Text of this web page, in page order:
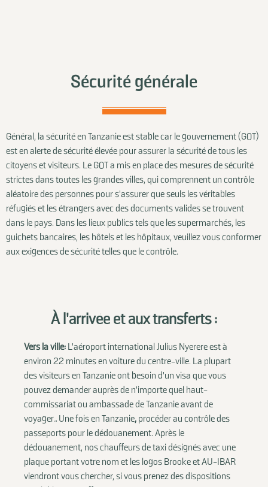
Sécurité générale
Général, la sécurité en Tanzanie est stable car le gouvernement (GOT)
est en alerte de sécurité élevée pour assurer la sécurité de tous les
citoyens et visiteurs. Le GOT a mis en place des mesures de sécurité
strictes dans toutes les grandes villes, qui comprennent un contrôle
aléatoire des personnes pour s'assurer que seuls les véritables
réfugiés et les étrangers avec des documents valides se trouvent
dans le pays. Dans les lieux publics tels que les supermarchés, les
guichets bancaires, les hôtels et les hôpitaux, veuillez vous conformer
aux exigences de sécurité telles que le contrôle.
À l'arrivée et aux transferts :
Vers la ville: L'aéroport international Julius Nyerere est à
environ 22 minutes en voiture du centre-ville. La plupart
des visiteurs en Tanzanie ont besoin d'un visa que vous
pouvez demander auprès de n'importe quel haut-
commissariat ou ambassade de Tanzanie avant de
voyager.. Une fois en Tanzanie, procéder au contrôle des
passeports pour le dédouanement. Après le
dédouanement, nos chauffeurs de taxi désignés avec une
plaque portant votre nom et les logos Brooke et AU-IBAR
viendront vous chercher, si vous prenez des dispositions